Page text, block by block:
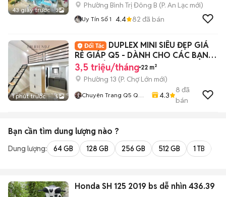
43 giây trước 3
Phường Bình Trị Đông B (P. An Lạc mới)
Uy Tín Số 1 4.4 82 đã bán
1 phút trước 5
DUPLEX MINI SIÊU ĐẸP GIÁ
RẺ GIÁP Q5 - DÀNH CHO CÁC BẠN
SINH VIÊN ĐHYD
3,5 triệu/tháng 22 m²
Phường 13 (P. Chợ Lớn mới)
Chuyên Trang Q5 Q6
4.3
8 đã
bán
Bạn cần tìm dung lượng nào ?
Dung lượng: 64 GB 128 GB 256 GB 512 GB 1 TB
Honda SH 125 2019 bs dễ nhìn 436.39